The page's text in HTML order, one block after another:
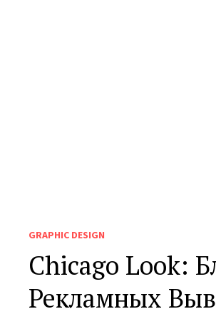
GRAPHIC DESIGN
Chicago Look:
Рекламных